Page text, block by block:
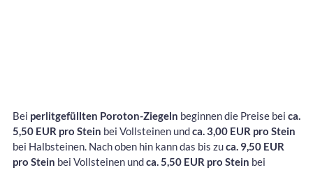
Bei perlitgefüllten Poroton-Ziegeln beginnen die Preise bei ca.
5,50 EUR pro Stein bei Vollsteinen undca. 3,00 EUR pro Stein
bei Halbsteinen. Nach oben hin kann das bis zuca. 9,50 EUR
pro Stein bei Vollsteinen undca. 5,50 EUR pro Stein bei